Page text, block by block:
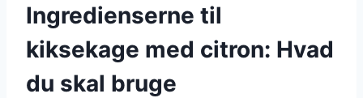
Ingredienserne til
kiksekage med citron: Hvad
du skal bruge